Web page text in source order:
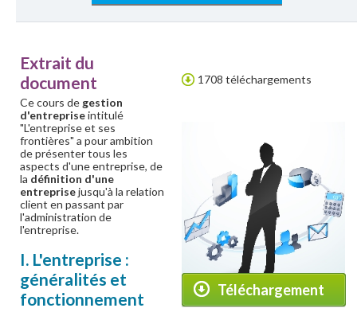
Téléchargement
1708 téléchargements
Extrait du
document
Ce cours de gestion
d'entrepriseintitulé
"L'entreprise et ses
frontières" a pour ambition
de présenter tous les
aspects d'une entreprise, de
la définition d'une
entreprisejusqu'à la relation
client en passant par
l'administration de
l'entreprise.
I. L'entreprise :
généralités et
fonctionnement